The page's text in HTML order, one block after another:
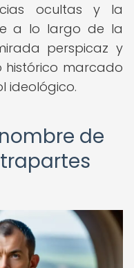
ocultas y la
a lo largo de la
perspicaz y
histórico marcado
ideológico.
de